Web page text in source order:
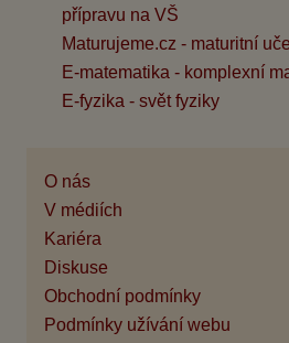
přípravu na VŠ
Maturujeme.cz - maturitní
E-matematika - komplexní
E-fyzika - svět fyziky
O nás
V médiích
Kariéra
Diskuse
Obchodní podmínky
Podmínky užívání webu